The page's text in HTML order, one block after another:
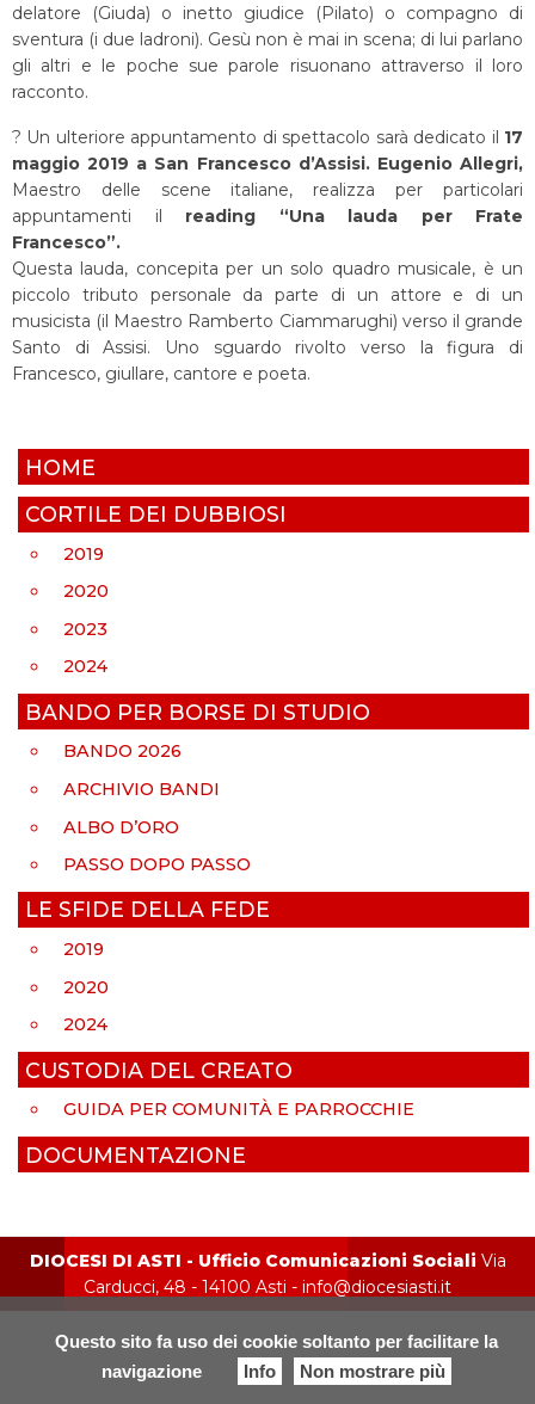
Questo sito fa uso dei cookie soltanto per facilitare la
navigazione
Info Non mostrare più
delatore (Giuda) o inetto giudice (Pilato) o compagno di
sventura (i due ladroni). Gesù non è mai in scena; di lui parlano
gli altri e le poche sue parole risuonano attraverso il loro
racconto.
? Un ulteriore appuntamento di spettacolo sarà dedicato il 17
maggio 2019 a San Francesco d’Assisi. Eugenio Allegri,
Maestro delle scene italiane, realizza per particolari
appuntamenti il reading “Una lauda per Frate
Francesco”.
Questa lauda, concepita per un solo quadro musicale, è un
piccolo tributo personale da parte di un attore e di un
musicista (il Maestro Ramberto Ciammarughi) verso il grande
Santo di Assisi. Uno sguardo rivolto verso la figura di
Francesco, giullare, cantore e poeta.
HOME
CORTILE DEI DUBBIOSI
2019
2020
2023
2024
BANDO PER BORSE DI STUDIO
BANDO 2026
ARCHIVIO BANDI
ALBO D’ORO
PASSO DOPO PASSO
LE SFIDE DELLA FEDE
2019
2020
2024
CUSTODIA DEL CREATO
GUIDA PER COMUNITÀ E PARROCCHIE
DOCUMENTAZIONE
DIOCESI DI ASTI - Ufficio Comunicazioni Sociali Via
Carducci, 48 - 14100 Asti - info@diocesiasti.it